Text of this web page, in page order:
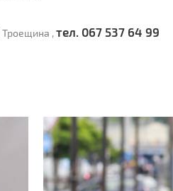
Троещина , тел. 067 537 64 99